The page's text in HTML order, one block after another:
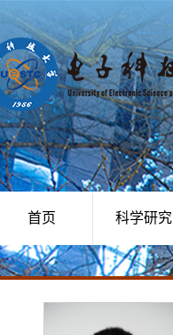
首页 科学研究